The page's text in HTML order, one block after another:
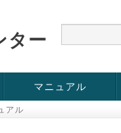
ター
マニュアル
KVM
OpenVZ
Windows Server
SSH接続
ドメイン
SSL
アル